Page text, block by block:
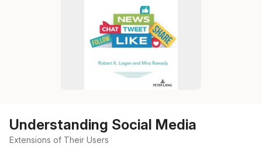
Understanding Social Media
Extensions of Their Users